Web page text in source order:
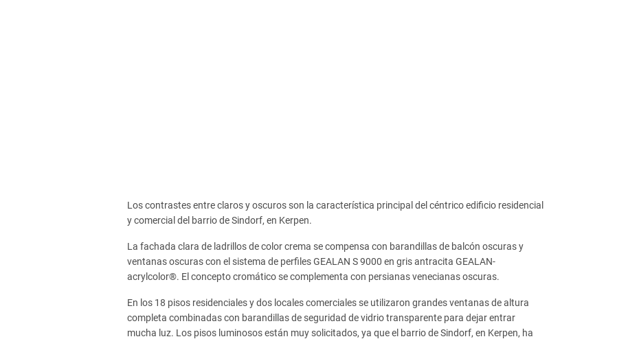
Los contrastes entre claros y oscuros son la característica principal del céntrico edificio residencial
y comercial del barrio de Sindorf, en Kerpen.
La fachada clara de ladrillos de color crema se compensa con barandillas de balcón oscuras y
ventanas oscuras con el sistema de perfiles GEALAN S 9000 en gris antracita GEALAN-
acrylcolor®. El concepto cromático se complementa con persianas venecianas oscuras.
En los 18 pisos residenciales y dos locales comerciales se utilizaron grandes ventanas de altura
completa combinadas con barandillas de seguridad de vidrio transparente para dejar entrar
mucha luz. Los pisos luminosos están muy solicitados, ya que el barrio de Sindorf, en Kerpen, ha